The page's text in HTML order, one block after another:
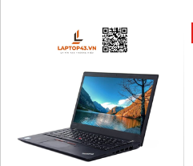
10.000 Voucher Giảm
Giá 500.000đ